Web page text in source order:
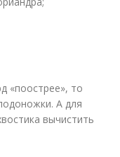
«поострее», то
А для
вычистить